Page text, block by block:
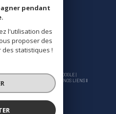
TRADUCTION POWERED BY GOOGLE |
MENTIONS LÉGALES ADMIN
NOS LIENS
pendant
l'utilisation des
proposer des
statistiques !